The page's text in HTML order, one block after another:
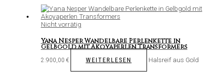
Nicht vorrätig
Yana Nesper Wandelbare Perlenkette in
Gelbgold mit Akoyaperlen Transformers
2.900,00 € WEITERLESEN Halsreif aus Gold